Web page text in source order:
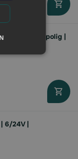
12V | 9-polig |
6/24V |